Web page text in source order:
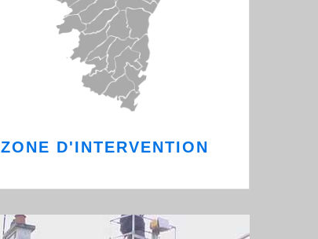
ZONE D'INTERVENTION